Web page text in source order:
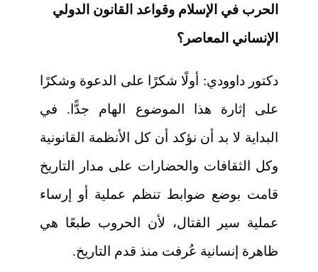
الحرب في الإسلام وقواعد القانون الدولي
الإنساني المعاصر؟
دكتور داوودي:
أولًا شكرًا على الدعوة وشكرًا
على إثارة هذا الموضوع الهام جدًّا. في
البداية لا بد أن نؤكد أن كل الأنظمة القانونية
وكل الثقافات والحضارات على مدار التاريخ
قامت بوضع ضوابط تنظم عملية أو إرساء
عملية سير القتال، لأن الحروب طبعًا هي
ظاهرة إنسانية عُرفت منذ قدم التاريخ.